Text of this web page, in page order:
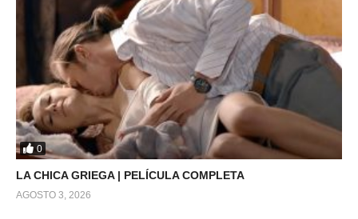
0
LA CHICA GRIEGA | PELÍCULA COMPLETA
AGOSTO 3, 2026